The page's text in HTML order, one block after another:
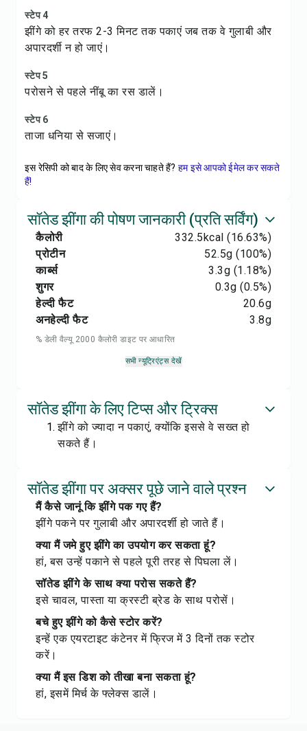
स्टेप 4
झींगे को हर तरफ 2-3 मिनट तक पकाएं जब तक वे गुलाबी और
अपारदर्शी न हो जाएं।
स्टेप 5
परोसने से पहले नींबू का रस डालें।
स्टेप 6
ताजा धनिया से सजाएं।
इस रेसिपी को बाद के लिए सेव करना चाहते हैं? हम इसे आपको ईमेल कर सकते
हैं!
सॉतेड झींगा की पोषण जानकारी (प्रति सर्विंग)
कैलोरी 332.5kcal (16.63%)
प्रोटीन
52.5g (100%)
कार्ब्स
3.3g (1.18%)
शुगर
0.3g (0.5%)
हेल्दी फैट
20.6g
अनहेल्दी फैट
3.8g
% डेली वैल्यू 2000 कैलोरी डाइट पर आधारित
सभी न्यूट्रिएंट्स देखें
सॉतेड झींगा के लिए टिप्स और ट्रिक्स
झींगे को ज्यादा न पकाएं, क्योंकि इससे वे सख्त हो
सकते हैं।
सॉतेड झींगा पर अक्सर पूछे जाने वाले प्रश्न
मैं कैसे जानूं कि झींगे पक गए हैं?
झींगे पकने पर गुलाबी और अपारदर्शी हो जाते हैं।
क्या मैं जमे हुए झींगे का उपयोग कर सकता हूं?
हां, बस उन्हें पकाने से पहले पूरी तरह से पिघला लें।
सॉतेड झींगे के साथ क्या परोस सकते हैं?
इसे चावल, पास्ता या क्रस्टी ब्रेड के साथ परोसें।
बचे हुए झींगे को कैसे स्टोर करें?
इन्हें एक एयरटाइट कंटेनर में फ्रिज में 3 दिनों तक स्टोर
करें।
क्या मैं इस डिश को तीखा बना सकता हूं?
हां, इसमें मिर्च के फ्लेक्स डालें।